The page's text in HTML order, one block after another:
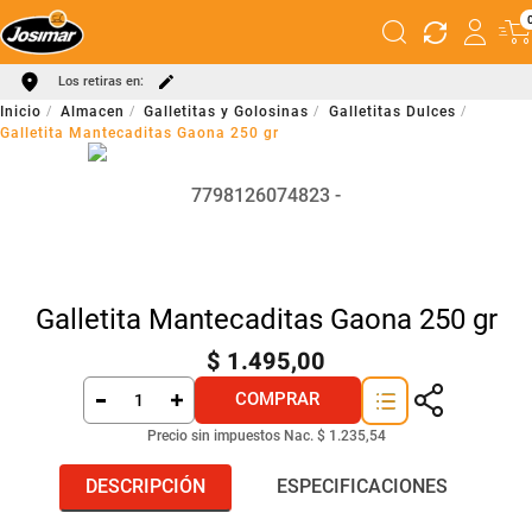
Los retiras en:
Almacen Galletitas y Golosinas
Galletitas Dulces
Galletita Mantecaditas Gaona 250 gr
7798126074823
Galletita Mantecaditas Gaona 250 gr
$ 1.495,00
COMPRAR
Precio sin impuestos Nac. $ 1.235,54
DESCRIPCIÓN ESPECIFICACIONES